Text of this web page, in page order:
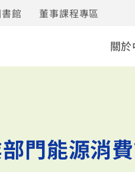
館 董事課程專區
關
門能源消